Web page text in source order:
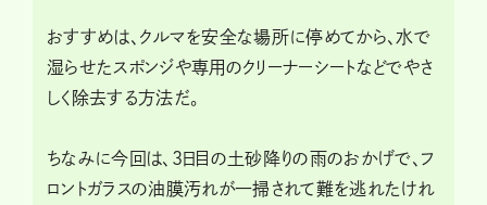
おすすめは、クルマを安全な場所に停めてから、水で
湿らせたスポンジや専用のクリーナーシートなどでやさ
しく除去する方法だ。
ちなみに今回は、3日目の土砂降りの雨のおかげで、フ
ロントガラスの油膜汚れが一掃されて難を逃れたけれ